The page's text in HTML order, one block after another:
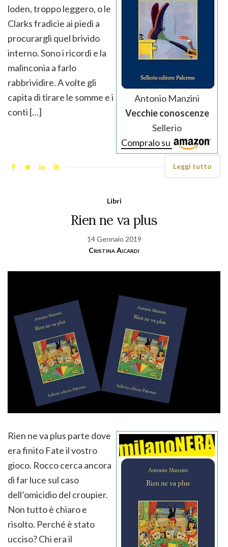
Antonio Manzini
Vecchie conoscenze
Sellerio
Compralo su
loden, troppo leggero, o le
Clarks fradicie ai piedi a
procurargli quel brivido
interno. Sono i ricordi e la
malinconia a farlo
rabbrividire. A volte gli
capita di tirare le somme e i
conti […]
Leggi tutto
Libri
Rien ne va plus
14 Gennaio 2019
Cristina Aicardi
Rien ne va plus parte dove
era finito Fate il vostro
gioco. Rocco cerca ancora
di far luce sul caso
dell’omicidio del croupier.
Non tutto è chiaro e
risolto. Perché è stato
ucciso? Chi era il